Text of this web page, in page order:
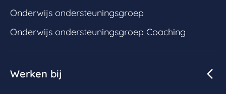
Onderwijs ondersteuningsgroep
Onderwijs ondersteuningsgroep Coaching
Werken bij